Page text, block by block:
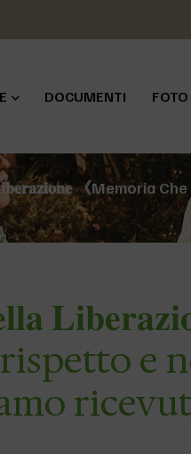
DOCUMENTI FOTO
𝐋𝐢𝐛𝐞𝐫𝐚𝐳𝐢𝐨𝐧𝐞 《
e